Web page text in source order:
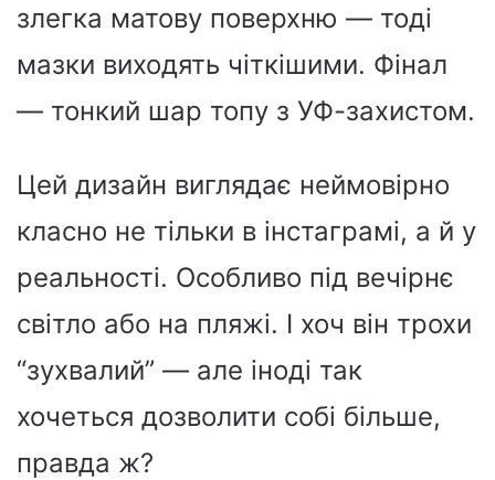
злегка матову поверхню — тоді
мазки виходять чіткішими. Фінал
— тонкий шар топу з УФ-захистом.
Цей дизайн виглядає неймовірно
класно не тільки в інстаграмі, а й у
реальності. Особливо під вечірнє
світло або на пляжі. І хоч він трохи
“зухвалий” — але іноді так
хочеться дозволити собі більше,
правда ж?